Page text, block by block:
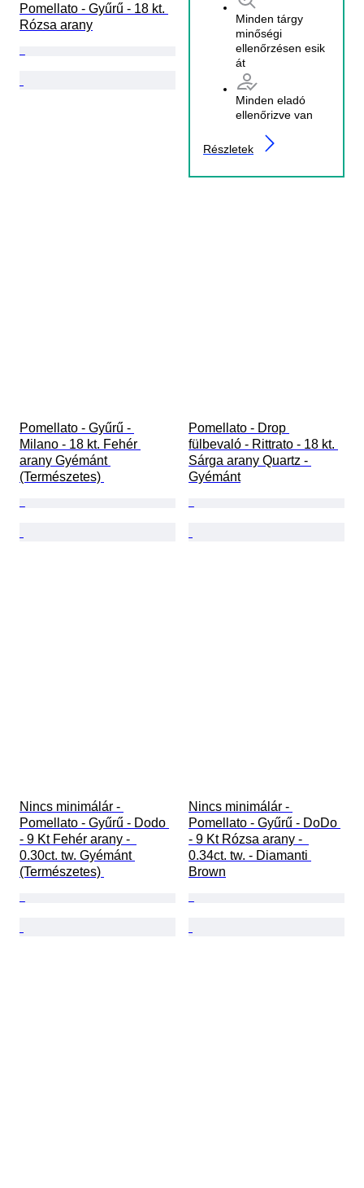
Minden tárgy
minőségi
ellenőrzésen esik
át
Minden eladó
ellenőrizve van
Részletek
Pomellato - Gyűrű - 18 kt.
Rózsa arany
Pomellato - Gyűrű -
Milano - 18 kt. Fehér
arany Gyémánt
(Természetes)
Pomellato - Drop
fülbevaló - Rittrato - 18 kt.
Sárga arany Quartz -
Gyémánt
Nincs minimálár -
Pomellato - Gyűrű - Dodo
- 9 Kt Fehér arany -
0.30ct. tw. Gyémánt
(Természetes)
Nincs minimálár -
Pomellato - Gyűrű - DoDo
- 9 Kt Rózsa arany -
0.34ct. tw. - Diamanti
Brown